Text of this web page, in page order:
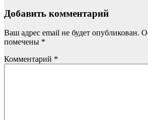
Добавить комментарий
Ваш адрес email не будет опубликован.
помечены *
Комментарий *